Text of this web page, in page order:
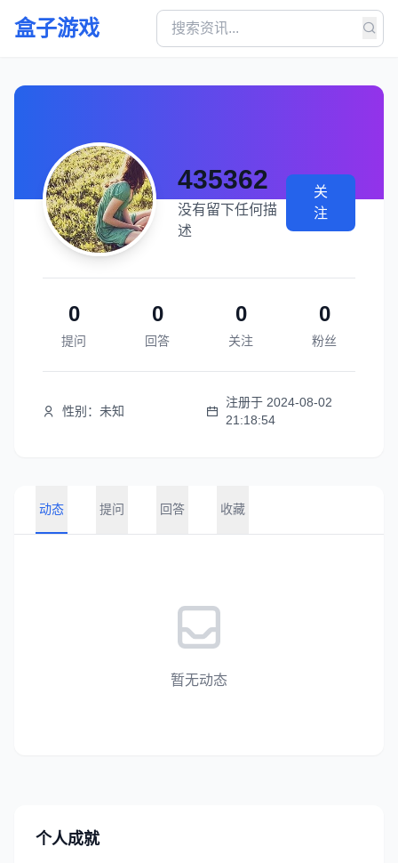
盒子游戏
435362
没有留下任何描
述
关
注
0
提问
0
回答
0
关注
0
粉丝
性别：未知
注册于 2024-08-02
21:18:54
动态 提问 回答 收藏
暂无动态
个人成就